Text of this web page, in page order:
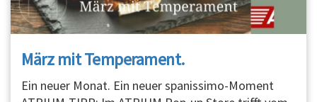
März mit Temperament.
Ein neuer Monat. Ein neuer spanissimo-Moment